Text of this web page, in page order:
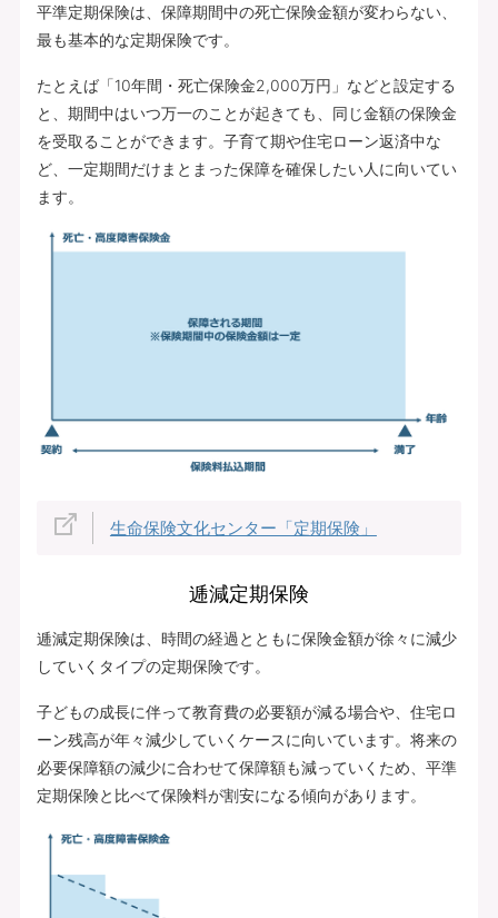
平準定期保険は、保障期間中の死亡保険金額が変わらない、
最も基本的な定期保険です。
たとえば「10年間・死亡保険金2,000万円」などと設定する
と、期間中はいつ万一のことが起きても、同じ金額の保険金
を受取ることができます。子育て期や住宅ローン返済中な
ど、一定期間だけまとまった保障を確保したい人に向いてい
ます。
生命保険文化センター「定期保険」
逓減定期保険
逓減定期保険は、時間の経過とともに保険金額が徐々に減少
していくタイプの定期保険です。
子どもの成長に伴って教育費の必要額が減る場合や、住宅ロ
ーン残高が年々減少していくケースに向いています。将来の
必要保障額の減少に合わせて保障額も減っていくため、平準
定期保険と比べて保険料が割安になる傾向があります。